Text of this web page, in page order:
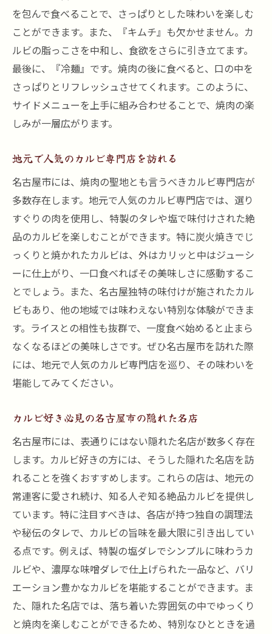
を包んで食べることで、さっぱりとした味わいを楽しむ
ことができます。また、『キムチ』も欠かせません。カ
ルビの脂っこさを中和し、食欲をさらに引き立てます。
最後に、『冷麺』です。焼肉の後に食べると、口の中を
さっぱりとリフレッシュさせてくれます。このように、
サイドメニューを上手に組み合わせることで、焼肉の楽
しみが一層広がります。
地元で人気のカルビ専門店を訪れる
名古屋市には、焼肉の聖地とも言うべきカルビ専門店が
多数存在します。地元で人気のカルビ専門店では、選り
すぐりの肉を使用し、特製のタレや塩で味付けされた絶
品のカルビを楽しむことができます。特に炭火焼きでじ
っくりと焼かれたカルビは、外はカリッと中はジューシ
ーに仕上がり、一口食べればその美味しさに感動するこ
とでしょう。また、名古屋独特の味付けが施されたカル
ビもあり、他の地域では味わえない特別な体験ができま
す。ライスとの相性も抜群で、一度食べ始めると止まら
なくなるほどの美味しさです。ぜひ名古屋市を訪れた際
には、地元で人気のカルビ専門店を巡り、その味わいを
堪能してみてください。
カルビ好き必見の名古屋市の隠れた名店
名古屋市には、表通りにはない隠れた名店が数多く存在
します。カルビ好きの方には、そうした隠れた名店を訪
れることを強くおすすめします。これらの店は、地元の
常連客に愛され続け、知る人ぞ知る絶品カルビを提供し
ています。特に注目すべきは、各店が持つ独自の調理法
や秘伝のタレで、カルビの旨味を最大限に引き出してい
る点です。例えば、特製の塩ダレでシンプルに味わうカ
ルビや、濃厚な味噌ダレで仕上げられた一品など、バリ
エーション豊かなカルビを堪能することができます。ま
た、隠れた名店では、落ち着いた雰囲気の中でゆっくり
と焼肉を楽しむことができるため、特別なひとときを過